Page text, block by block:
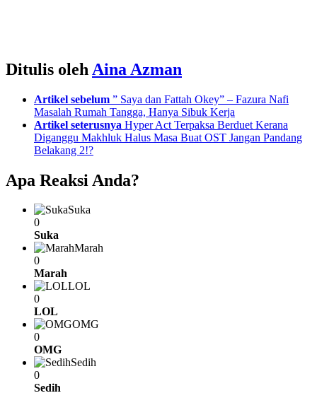
Ditulis oleh Aina Azman
Artikel sebelum ” Saya dan Fattah Okey” – Fazura Nafi
Masalah Rumah Tangga, Hanya Sibuk Kerja
Artikel seterusnya Hyper Act Terpaksa Berduet Kerana
Diganggu Makhluk Halus Masa Buat OST Jangan Pandang
Belakang 2!?
Apa Reaksi Anda?
Suka
0
Suka
Marah
0
Marah
LOL
0
LOL
OMG
0
OMG
Sedih
0
Sedih